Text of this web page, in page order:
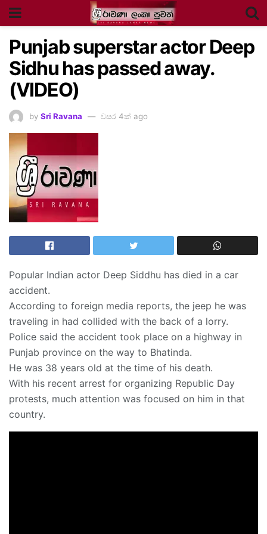
Punjab superstar actor Deep
Sidhu has passed away.
(VIDEO)
by Sri Ravana වසර 4ක් ago
Popular Indian actor Deep Siddhu has died in a car
accident.
According to foreign media reports, the jeep he was
traveling in had collided with the back of a lorry.
Police said the accident took place on a highway in
Punjab province on the way to Bhatinda.
He was 38 years old at the time of his death.
With his recent arrest for organizing Republic Day
protests, much attention was focused on him in that
country.